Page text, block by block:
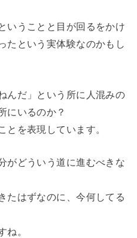
いうことと目が回るをかけ
たという実体験なのかもし
んだ」という所に人混みの
にいるのか？
とを表現しています。
がどういう道に進むべきな
たはずなのに、今何してる
ね。